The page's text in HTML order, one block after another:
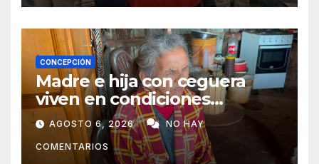
CONCEPCIÓN
Madre e hija con ceguera
viven en condiciones
precarias y vecinos impulsan
campaña solidaria para
ayudarlas
AGOSTO 6, 2026 NO HAY
COMENTARIOS